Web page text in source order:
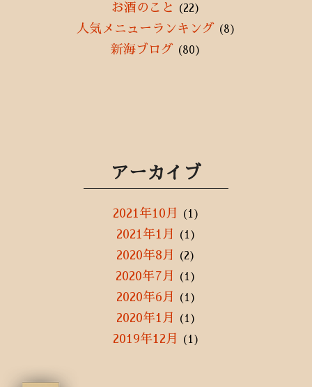
お酒のこと (22)
人気メニューランキング (8)
新海ブログ (80)
アーカイブ
2021年10月 (1)
2021年1月 (1)
2020年8月 (2)
2020年7月 (1)
2020年6月 (1)
2020年1月 (1)
2019年12月 (1)